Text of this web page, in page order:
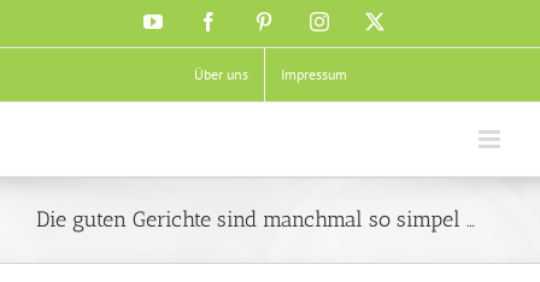
YouTube FacebookPinterestInstagram
Über uns Impressum
Die guten Gerichte sind manchmal so simpel …